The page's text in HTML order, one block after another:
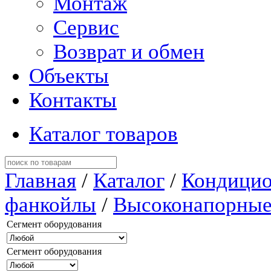
Сервис
Возврат и обмен
Объекты
Контакты
Каталог товаров
Главная / Каталог /
фанкойлы /
Сегмент оборудования
Сегмент оборудования